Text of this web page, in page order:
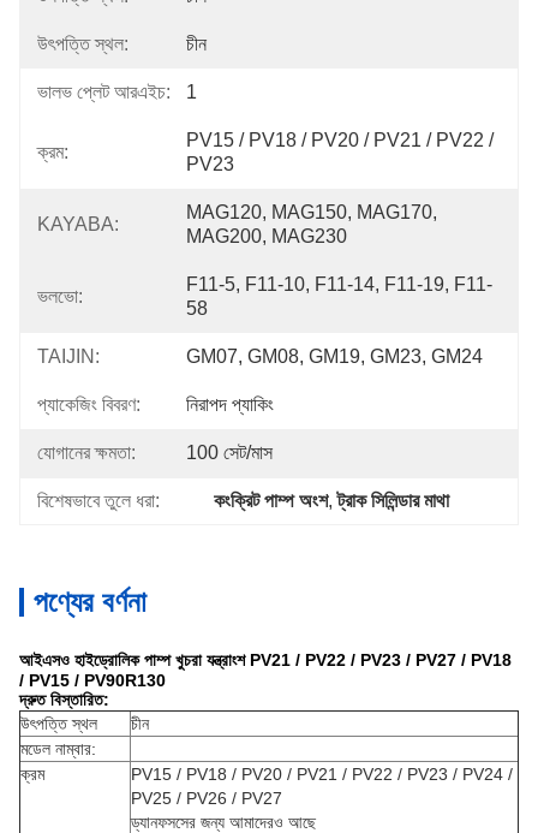
উৎপত্তি স্থল: চীন
ভালভ প্লেট আরএইচ: 1
ক্রম:
PV15 / PV18 / PV20 / PV21 / PV22 /
PV23
KAYABA:
MAG120, MAG150, MAG170,
MAG200, MAG230
ভলভো:
F11-5, F11-10, F11-14, F11-19, F11-
58
TAIJIN: GM07, GM08, GM19, GM23, GM24
প্যাকেজিং বিবরণ: নিরাপদ প্যাকিং
যোগানের ক্ষমতা: 100 সেট/মাস
বিশেষভাবে তুলে ধরা: কংক্রিট পাম্প অংশ, ট্রাক সিলিন্ডার মাথা
পণ্যের বর্ণনা
আইএসও হাইড্রোলিক পাম্প খুচরা যন্ত্রাংশ PV21 / PV22 / PV23 / PV27 / PV18
/ PV15 / PV90R130
দ্রুত বিস্তারিত:
উৎপত্তি স্থল
চীন
মডেল নাম্বার:
ক্রম
PV15 / PV18 / PV20 / PV21 / PV22 / PV23 / PV24 /
PV25 / PV26 / PV27
ড্যানফসসের জন্য আমাদেরও আছে